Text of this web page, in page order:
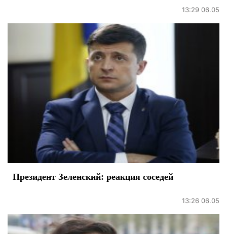
13:29 06.05
Президент Зеленский: реакция соседей
13:26 06.05